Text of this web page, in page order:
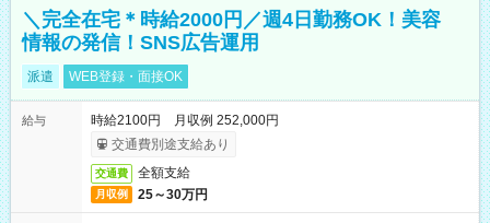
＼完全在宅＊時給2000円／週4日勤務OK！美容
情報の発信！SNS広告運用
派遣 WEB登録・面接OK
給与
時給2100円 月収例 252,000円
交通費別途支給あり
交通費 全額支給
月収例 25～30万円